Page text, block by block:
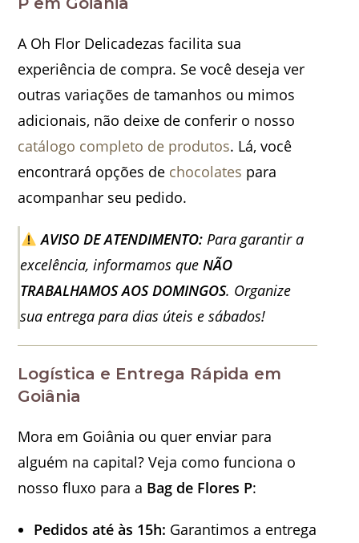
A Oh Flor Delicadezas facilita sua
experiência de compra. Se você deseja ver
outras variações de tamanhos ou mimos
adicionais, não deixe de conferir o nosso
catálogo completo de produtos. Lá, você
encontrará opções de chocolates para
acompanhar seu pedido.
AVISO DE ATENDIMENTO:Para garantir a
excelência, informamos queNÃO
TRABALHAMOS AOS DOMINGOS. Organize
sua entrega para dias úteis e sábados!
Logística e Entrega Rápida em
Goiânia
Mora em Goiânia ou quer enviar para
alguém na capital? Veja como funciona o
nosso fluxo para a Bag de Flores P:
Pedidos até às 15h: Garantimos a entrega